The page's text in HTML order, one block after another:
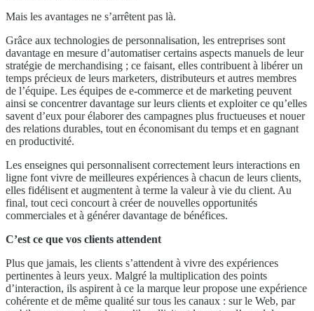
Mais les avantages ne s’arrêtent pas là.
Grâce aux technologies de personnalisation, les entreprises sont
davantage en mesure d’automatiser certains aspects manuels de leur
stratégie de merchandising ; ce faisant, elles contribuent à libérer un
temps précieux de leurs marketers, distributeurs et autres membres
de l’équipe. Les équipes de e-commerce et de marketing peuvent
ainsi se concentrer davantage sur leurs clients et exploiter ce qu’elles
savent d’eux pour élaborer des campagnes plus fructueuses et nouer
des relations durables, tout en économisant du temps et en gagnant
en productivité.
Les enseignes qui personnalisent correctement leurs interactions en
ligne font vivre de meilleures expériences à chacun de leurs clients,
elles fidélisent et augmentent à terme la valeur à vie du client. Au
final, tout ceci concourt à créer de nouvelles opportunités
commerciales et à générer davantage de bénéfices.
C’est ce que vos clients attendent
Plus que jamais, les clients s’attendent à vivre des expériences
pertinentes à leurs yeux. Malgré la multiplication des points
d’interaction, ils aspirent à ce la marque leur propose une expérience
cohérente et de même qualité sur tous les canaux : sur le Web, par